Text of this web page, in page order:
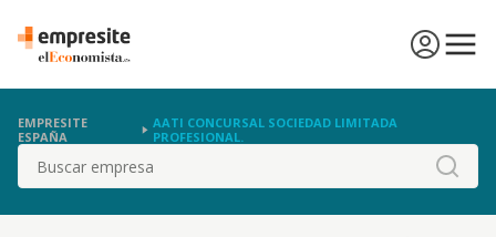
EMPRESITE
ESPAÑA
AATI CONCURSAL SOCIEDAD LIMITADA
PROFESIONAL.
Buscar